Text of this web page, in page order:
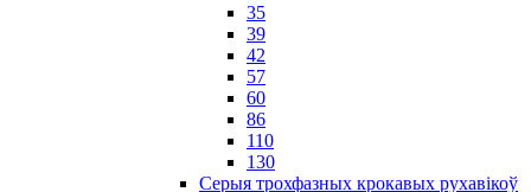
35
39
42
57
60
86
110
130
Серыя трохфазных крокавых рухавікоў